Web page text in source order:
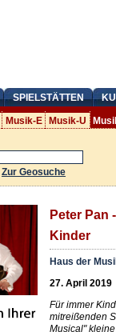
SPIELSTÄTTEN
Musik-E Musik-U
Zur Geosuche
Peter Pan
Kinder
Haus der
27. April 2019
Für immer
mitreißenden
Musical"